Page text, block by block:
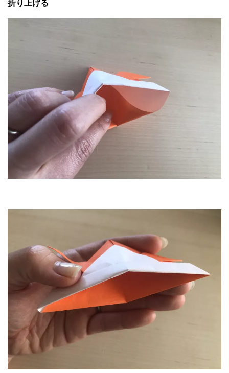
折り上げる